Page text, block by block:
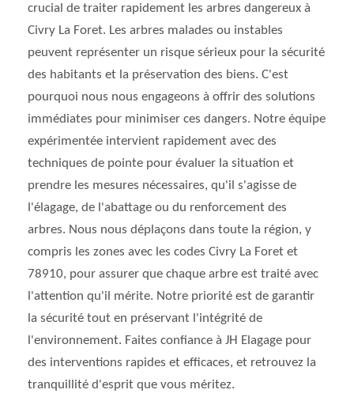
crucial de traiter rapidement les arbres dangereux à
Civry La Foret. Les arbres malades ou instables
peuvent représenter un risque sérieux pour la sécurité
des habitants et la préservation des biens. C'est
pourquoi nous nous engageons à offrir des solutions
immédiates pour minimiser ces dangers. Notre équipe
expérimentée intervient rapidement avec des
techniques de pointe pour évaluer la situation et
prendre les mesures nécessaires, qu'il s'agisse de
l'élagage, de l'abattage ou du renforcement des
arbres. Nous nous déplaçons dans toute la région, y
compris les zones avec les codes Civry La Foret et
78910, pour assurer que chaque arbre est traité avec
l'attention qu'il mérite. Notre priorité est de garantir
la sécurité tout en préservant l'intégrité de
l'environnement. Faites confiance à JH Elagage pour
des interventions rapides et efficaces, et retrouvez la
tranquillité d'esprit que vous méritez.